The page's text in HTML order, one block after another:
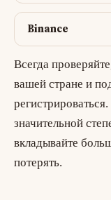
Binance
Всегда
вашей стране и
значительной
вкладывайте
потерять.